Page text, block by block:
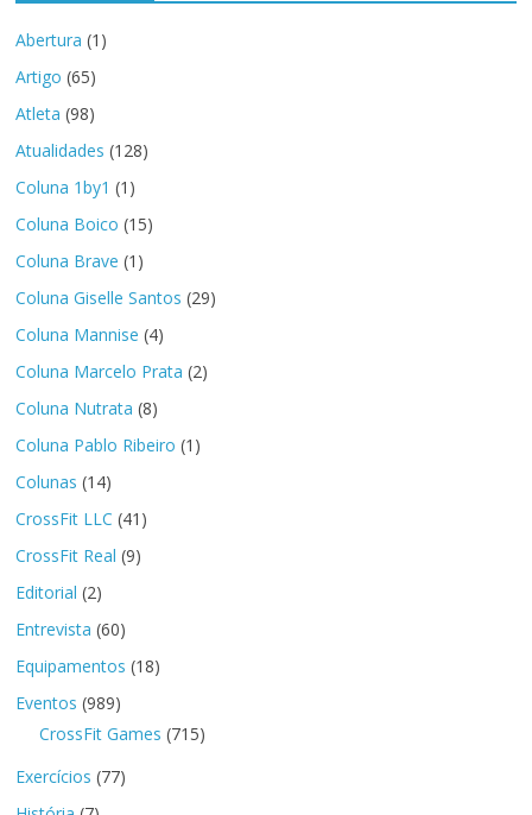
Abertura (1)
Artigo (65)
Atleta (98)
Atualidades (128)
Coluna 1by1 (1)
Coluna Boico (15)
Coluna Brave (1)
Coluna Giselle Santos (29)
Coluna Mannise (4)
Coluna Marcelo Prata (2)
Coluna Nutrata (8)
Coluna Pablo Ribeiro (1)
Colunas (14)
CrossFit LLC (41)
CrossFit Real (9)
Editorial (2)
Entrevista (60)
Equipamentos (18)
Eventos (989)
CrossFit Games (715)
Exercícios (77)